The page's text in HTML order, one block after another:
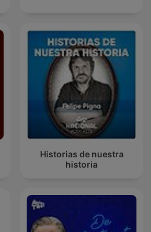
Historias de nuestra
historia